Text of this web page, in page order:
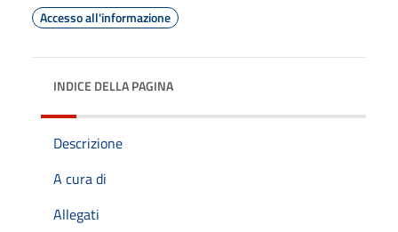
Accesso all'informazione
INDICE DELLA PAGINA
Descrizione
A cura di
Allegati